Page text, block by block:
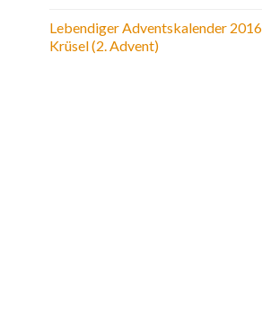
Lebendiger Adventskalender
Krüsel (2. Advent)